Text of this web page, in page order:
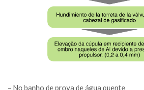
– No banho de prova de água quente